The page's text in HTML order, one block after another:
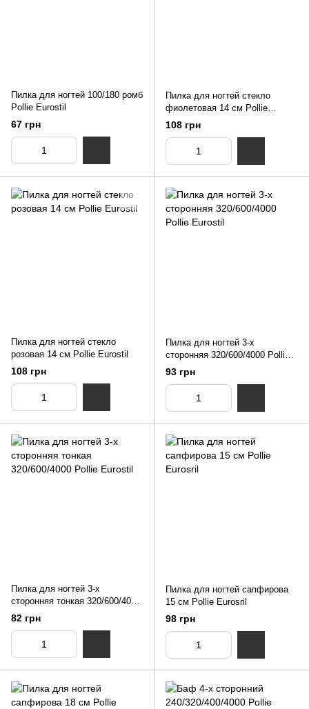
Пилка для ногтей 100/180 ромб
Pollie Eurostil
67 грн
Пилка для ногтей стекло
фиолетовая 14 см Pollie
Eurostil
108 грн
Пилка для ногтей стекло
розовая 14 см Pollie Eurostil
108 грн
Пилка для ногтей 3-х
сторонняя 320/600/4000 Pollie
Eurostil
93 грн
Пилка для ногтей 3-х
сторонняя тонкая 320/600/4000
Pollie Eurostil
82 грн
Пилка для ногтей сапфирова
15 см Pollie Eurosril
98 грн